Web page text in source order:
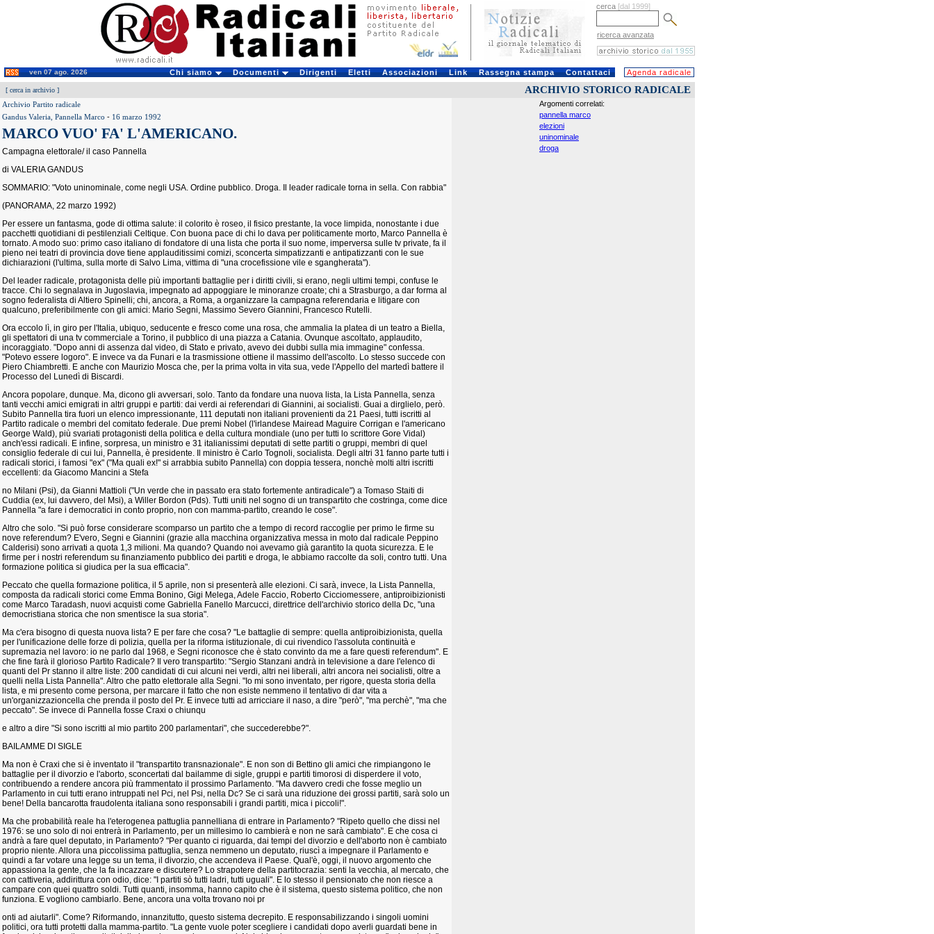
cerca [dal 1999]
ricerca avanzata
ven 07 ago. 2026 Chi siamo Documenti Dirigenti Eletti Associazioni Link Rassegna stampa Contattaci Agenda radicale
[ cerca in archivio ] ARCHIVIO STORICO RADICALE
Archivio Partito radicale
Gandus Valeria, Pannella Marco - 16 marzo 1992
MARCO VUO' FA' L'AMERICANO.
Campagna elettorale/ il caso Pannella
di VALERIA GANDUS
SOMMARIO: "Voto uninominale, come negli USA. Ordine pubblico. Droga. Il leader radicale torna in sella. Con rabbia"
(PANORAMA, 22 marzo 1992)
Per essere un fantasma, gode di ottima salute: il colorito è roseo, il fisico prestante, la voce limpida, nonostante i due
pacchetti quotidiani di pestilenziali Celtique. Con buona pace di chi lo dava per politicamente morto, Marco Pannella è
tornato. A modo suo: primo caso italiano di fondatore di una lista che porta il suo nome, imperversa sulle tv private, fa il
pieno nei teatri di provincia dove tiene applauditissimi comizi, sconcerta simpatizzanti e antipatizzanti con le sue
dichiarazioni (l'ultima, sulla morte di Salvo Lima, vittima di "una crocefissione vile e sgangherata").
Del leader radicale, protagonista delle più importanti battaglie per i diritti civili, si erano, negli ultimi tempi, confuse le
tracce. Chi lo segnalava in Jugoslavia, impegnato ad appoggiare le minoranze croate; chi a Strasburgo, a dar forma al
sogno federalista di Altiero Spinelli; chi, ancora, a Roma, a organizzare la campagna referendaria e litigare con
qualcuno, preferibilmente con gli amici: Mario Segni, Massimo Severo Giannini, Francesco Rutelli.
Ora eccolo lì, in giro per l'Italia, ubiquo, seducente e fresco come una rosa, che ammalia la platea di un teatro a Biella,
gli spettatori di una tv commerciale a Torino, il pubblico di una piazza a Catania. Ovunque ascoltato, applaudito,
incoraggiato. "Dopo anni di assenza dal video, di Stato e privato, avevo dei dubbi sulla mia immagine" confessa.
"Potevo essere logoro". E invece va da Funari e la trasmissione ottiene il massimo dell'ascolto. Lo stesso succede con
Piero Chiambretti. E anche con Maurizio Mosca che, per la prima volta in vita sua, vede l'Appello del martedì battere il
Processo del Lunedì di Biscardi.
Ancora popolare, dunque. Ma, dicono gli avversari, solo. Tanto da fondare una nuova lista, la Lista Pannella, senza
tanti vecchi amici emigrati in altri gruppi e partiti: dai verdi ai referendari di Giannini, ai socialisti. Guai a dirglielo, però.
Subito Pannella tira fuori un elenco impressionante, 111 deputati non italiani provenienti da 21 Paesi, tutti iscritti al
Partito radicale o membri del comitato federale. Due premi Nobel (l'irlandese Mairead Maguire Corrigan e l'americano
George Wald), più svariati protagonisti della politica e della cultura mondiale (uno per tutti lo scrittore Gore Vidal)
anch'essi radicali. E infine, sorpresa, un ministro e 31 italianissimi deputati di sette partiti o gruppi, membri di quel
consiglio federale di cui lui, Pannella, è presidente. Il ministro è Carlo Tognoli, socialista. Degli altri 31 fanno parte tutti i
radicali storici, i famosi "ex" ("Ma quali ex!" si arrabbia subito Pannella) con doppia tessera, nonchè molti altri iscritti
eccellenti: da Giacomo Mancini a Stefa
no Milani (Psi), da Gianni Mattioli ("Un verde che in passato era stato fortemente antiradicale") a Tomaso Staiti di
Cuddia (ex, lui davvero, del Msi), a Willer Bordon (Pds). Tutti uniti nel sogno di un transpartito che costringa, come dice
Pannella "a fare i democratici in conto proprio, non con mamma-partito, creando le cose".
Altro che solo. "Si può forse considerare scomparso un partito che a tempo di record raccoglie per primo le firme su
nove referendum? E'vero, Segni e Giannini (grazie alla macchina organizzativa messa in moto dal radicale Peppino
Calderisi) sono arrivati a quota 1,3 milioni. Ma quando? Quando noi avevamo già garantito la quota sicurezza. E le
firme per i nostri referendum su finanziamento pubblico dei partiti e droga, le abbiamo raccolte da soli, contro tutti. Una
formazione politica si giudica per la sua efficacia".
Peccato che quella formazione politica, il 5 aprile, non si presenterà alle elezioni. Ci sarà, invece, la Lista Pannella,
composta da radicali storici come Emma Bonino, Gigi Melega, Adele Faccio, Roberto Cicciomessere, antiproibizionisti
come Marco Taradash, nuovi acquisti come Gabriella Fanello Marcucci, direttrice dell'archivio storico della Dc, "una
democristiana storica che non smentisce la sua storia".
Ma c'era bisogno di questa nuova lista? E per fare che cosa? "Le battaglie di sempre: quella antiproibizionista, quella
per l'unificazione delle forze di polizia, quella per la riforma istituzionale, di cui rivendico l'assoluta continuità e
supremazia nel lavoro: io ne parlo dal 1968, e Segni riconosce che è stato convinto da me a fare questi referendum". E
che fine farà il glorioso Partito Radicale? Il vero transpartito: "Sergio Stanzani andrà in televisione a dare l'elenco di
quanti del Pr stanno il altre liste: 200 candidati di cui alcuni nei verdi, altri nei liberali, altri ancora nei socialisti, oltre a
quelli nella Lista Pannella". Altro che patto elettorale alla Segni. "Io mi sono inventato, per rigore, questa storia della
lista, e mi presento come persona, per marcare il fatto che non esiste nemmeno il tentativo di dar vita a
un'organizzazioncella che prenda il posto del Pr. E invece tutti ad arricciare il naso, a dire "però", "ma perchè", "ma che
peccato". Se invece di Pannella fosse Craxi o chiunqu
e altro a dire "Si sono iscritti al mio partito 200 parlamentari", che succederebbe?".
BAILAMME DI SIGLE
Ma non è Craxi che si è inventato il "transpartito transnazionale". E non son di Bettino gli amici che rimpiangono le
battaglie per il divorzio e l'aborto, sconcertati dal bailamme di sigle, gruppi e partiti timorosi di disperdere il voto,
contribuendo a rendere ancora più frammentato il prossimo Parlamento. "Ma davvero credi che fosse meglio un
Parlamento in cui tutti erano intruppati nel Pci, nel Psi, nella Dc? Se ci sarà una riduzione dei grossi partiti, sarà solo un
bene! Della bancarotta fraudolenta italiana sono responsabili i grandi partiti, mica i piccoli!".
Ma che probabilità reale ha l'eterogenea pattuglia pannelliana di entrare in Parlamento? "Ripeto quello che dissi nel
1976: se uno solo di noi entrerà in Parlamento, per un millesimo lo cambierà e non ne sarà cambiato". E che cosa ci
andrà a fare quel deputato, in Parlamento? "Per quanto ci riguarda, dai tempi del divorzio e dell'aborto non è cambiato
proprio niente. Allora una piccolissima pattuglia, senza nemmeno un deputato, riuscì a impegnare il Parlamento e
quindi a far votare una legge su un tema, il divorzio, che accendeva il Paese. Qual'è, oggi, il nuovo argomento che
appassiona la gente, che la fa incazzare e discutere? Lo strapotere della partitocrazia: senti la vecchia, al mercato, che
con cattiveria, addirittura con odio, dice: "I partiti sò tutti ladri, tutti uguali". E lo stesso il pensionato che non riesce a
campare con quei quattro soldi. Tutti quanti, insomma, hanno capito che è il sistema, questo sistema politico, che non
funziona. E vogliono cambiarlo. Bene, ancora una volta trovano noi pr
onti ad aiutarli". Come? Riformando, innanzitutto, questo sistema decrepito. E responsabilizzando i singoli uomini
politici, ora tutti protetti dalla mamma-partito. "La gente vuole poter scegliere i candidati dopo averli guardati bene in
Argomenti correlati:
pannella marco
elezioni
uninominale
droga